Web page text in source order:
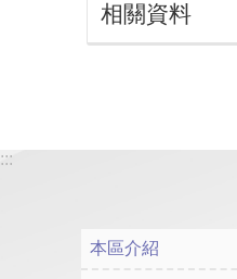
相關資料
:::
本區介紹